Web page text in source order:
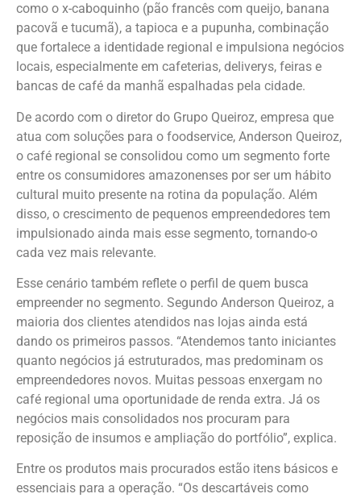
como o x-caboquinho (pão francês com queijo, banana
pacovã e tucumã), a tapioca e a pupunha, combinação
que fortalece a identidade regional e impulsiona negócios
locais, especialmente em cafeterias, deliverys, feiras e
bancas de café da manhã espalhadas pela cidade.
De acordo com o diretor do Grupo Queiroz, empresa que
atua com soluções para o foodservice, Anderson Queiroz,
o café regional se consolidou como um segmento forte
entre os consumidores amazonenses por ser um hábito
cultural muito presente na rotina da população. Além
disso, o crescimento de pequenos empreendedores tem
impulsionado ainda mais esse segmento, tornando-o
cada vez mais relevante.
Esse cenário também reflete o perfil de quem busca
empreender no segmento. Segundo Anderson Queiroz, a
maioria dos clientes atendidos nas lojas ainda está
dando os primeiros passos. “Atendemos tanto iniciantes
quanto negócios já estruturados, mas predominam os
empreendedores novos. Muitas pessoas enxergam no
café regional uma oportunidade de renda extra. Já os
negócios mais consolidados nos procuram para
reposição de insumos e ampliação do portfólio”, explica.
Entre os produtos mais procurados estão itens básicos e
essenciais para a operação. “Os descartáveis como